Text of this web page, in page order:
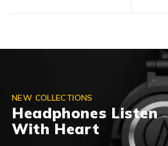
NEW COLLECTIONS
Headphones Listen
With Heart